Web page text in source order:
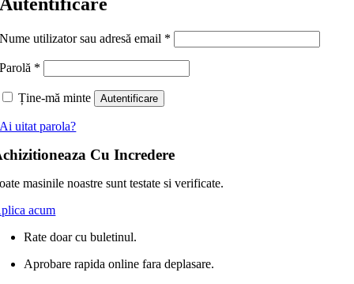
Nume utilizator sau adresă email *
Parolă *
Ține-mă minte Autentificare
Ai uitat parola?
Cu Incredere
masinile noastre sunt testate si verificate.
acum
Rate doar cu buletinul.
Aprobare rapida online fara deplasare.